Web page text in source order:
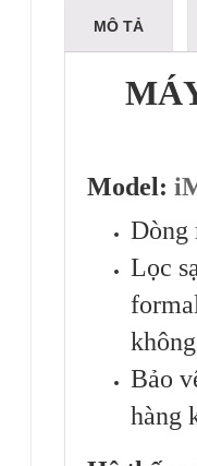
MÔ TẢ
Model:
Dòng
Lọc
Bảo
hàng